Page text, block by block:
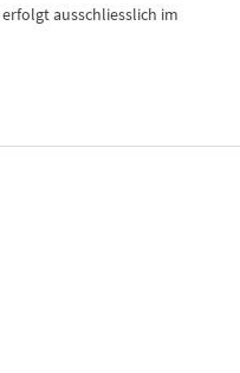
ausschliesslich im